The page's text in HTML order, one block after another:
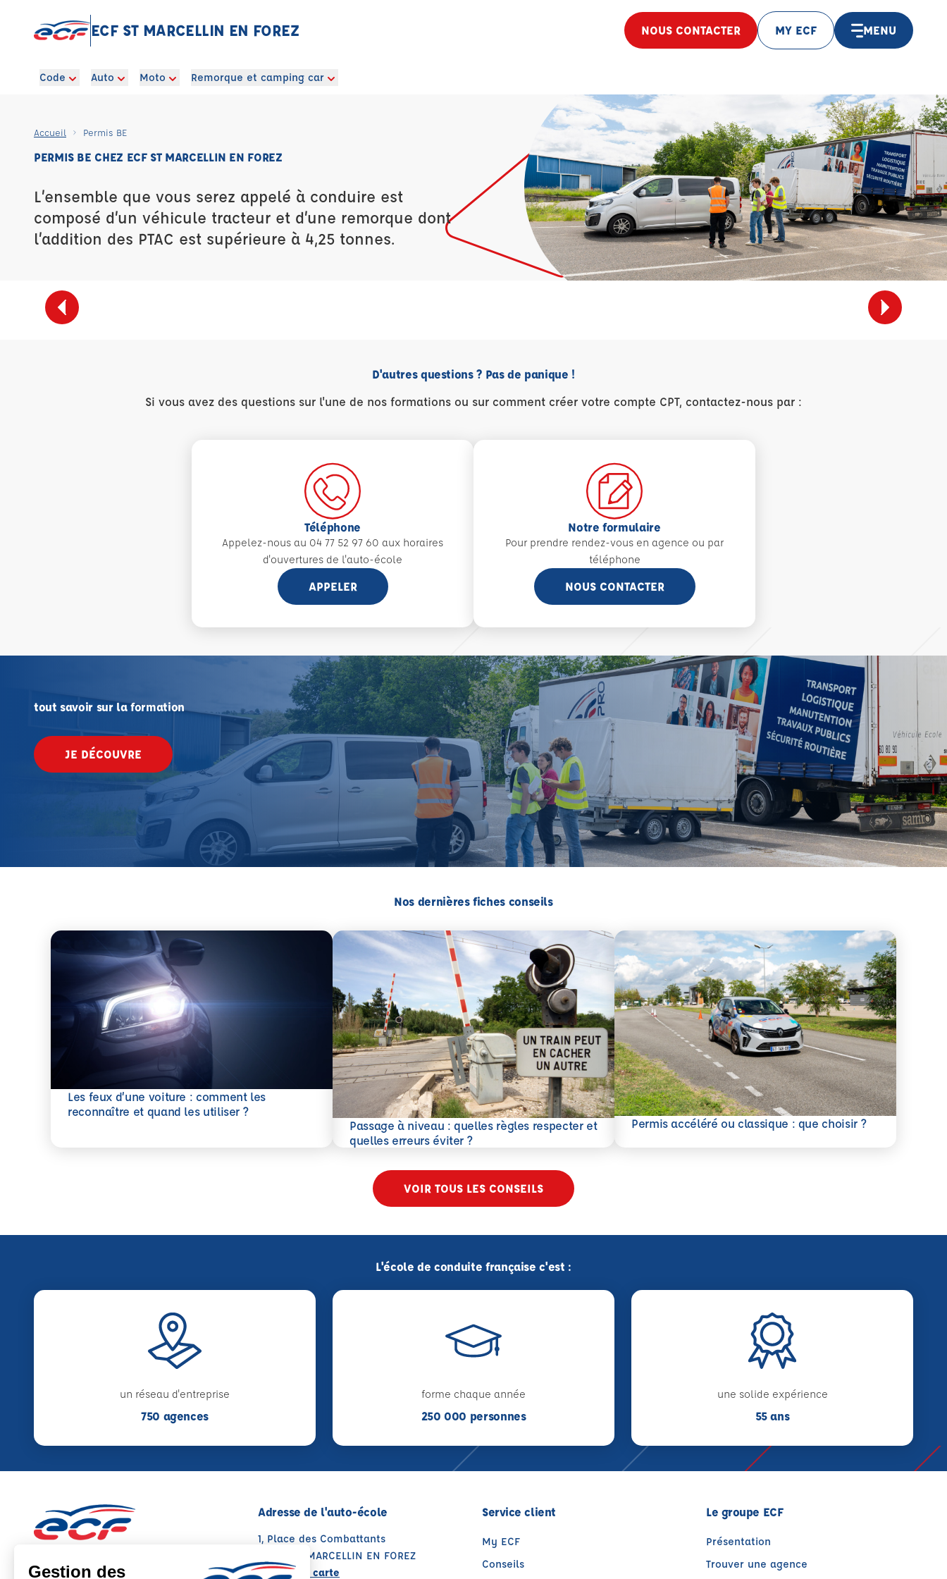
ECF ST MARCELLIN EN FOREZ NOUS CONTACTER MY ECF MENU
Code Auto Moto Remorque et camping car
Accueil Permis BE
PERMIS BE CHEZ ECF ST MARCELLIN EN FOREZ
L’ensemble que vous serez appelé à conduire est
composé d’un véhicule tracteur et d’une remorque dont
l’addition des PTAC est supérieure à 4,25 tonnes.
D'autres questions ? Pas de panique !
Si vous avez des questions sur l'une de nos formations ou sur comment créer votre compte CPT, contactez-nous par :
Téléphone
Appelez-nous au 04 77 52 97 60 aux horaires
d'ouvertures de l'auto-école
APPELER
Notre formulaire
Pour prendre rendez-vous en agence ou par
téléphone
NOUS CONTACTER
tout savoir sur la formation
JE DÉCOUVRE
Nos dernières fiches conseils
Les feux d’une voiture : comment les
reconnaître et quand les utiliser ?
En savoir plus
Passage à niveau : quelles règles respecter et
quelles erreurs éviter ?
En savoir plus
Permis accéléré ou classique : que choisir ?
En savoir plus
VOIR TOUS LES CONSEILS
L'école de conduite française c'est :
un réseau d'entreprise
750 agences
forme chaque année
250 000 personnes
une solide expérience
55 ans
Adresse de l'auto-école
1, Place des Combattants
42680 ST MARCELLIN EN FOREZ
Voir sur la carte
Service client
My ECF
Conseils
Le groupe ECF
Présentation
Trouver une agence